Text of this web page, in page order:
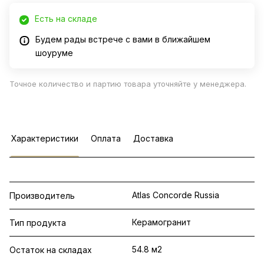
Есть на складе
Будем рады встрече с вами в ближайшем
шоуруме
Точное количество и партию товара уточняйте у менеджера.
Характеристики Оплата Доставка
Производитель Atlas Concorde Russia
Тип продукта Керамогранит
Остаток на складах 54.8 м2